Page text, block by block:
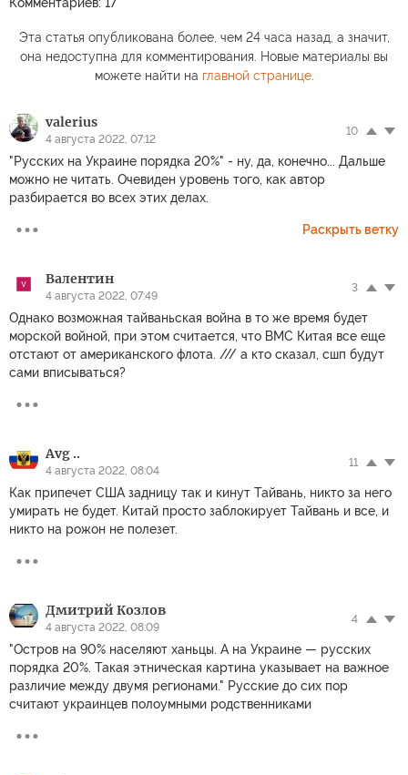
Эта статья опубликована более, чем 24 часа назад, а значит,
она недоступна для комментирования. Новые материалы вы
можете найти на главной странице.
valerius
4 августа 2022, 07:12
10
"Русских на Украине порядка 20%" - ну, да, конечно... Дальше
можно не читать. Очевиден уровень того, как автор
разбирается во всех этих делах.
Раскрыть ветку
Валентин
4 августа 2022, 07:49
3
Однако возможная тайваньская война в то же время будет
морской войной, при этом считается, что ВМС Китая все еще
отстают от американского флота. /// а кто сказал, сшп будут
сами вписываться?
Avg ..
4 августа 2022, 08:04
11
Как припечет США задницу так и кинут Тайвань, никто за него
умирать не будет. Китай просто заблокирует Тайвань и все, и
никто на рожон не полезет.
Дмитрий Козлов
4 августа 2022, 08:09
4
"Остров на 90% населяют ханьцы. А на Украине — русских
порядка 20%. Такая этническая картина указывает на важное
различие между двумя регионами." Русские до сих пор
считают украинцев полоумными родственниками